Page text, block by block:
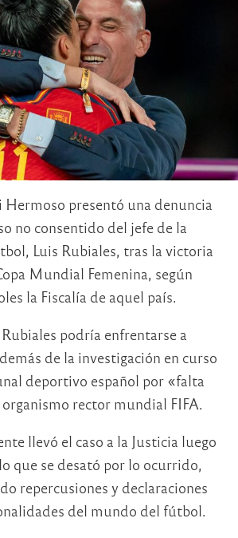
Hermoso presentó una denuncia
no consentido del jefe de la
Luis Rubiales, tras la victoria
Mundial Femenina, según
la Fiscalía de aquel país.
podría enfrentarse a
de la investigación en curso
deportivo español por «falta
rector mundial FIFA.
llevó el caso a la Justicia luego
que se desató por lo ocurrido,
repercusiones y declaraciones
del mundo del fútbol.